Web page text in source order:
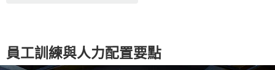
員工訓練與人力配置要點